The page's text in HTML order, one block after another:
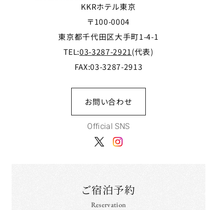
KKRホテル東京
〒100-0004
東京都千代田区大手町1-4-1
TEL:03-3287-2921(代表)
FAX:03-3287-2913
お問い合わせ
Official SNS
ご宿泊予約
Reservation